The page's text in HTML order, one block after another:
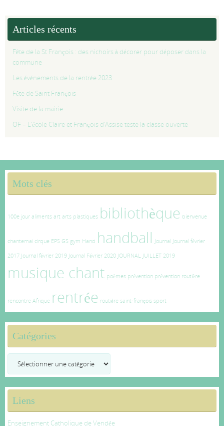
Articles récents
Fête de la St François : des nichoirs à décorer pour déposer dans la
commune
Les événements de la rentrée 2023
Fête de Saint François
Visite de la mairie
OF – L’école Claire et François d’Assise teste la classe ouverte
Mots clés
100e jour aliments art arts plastiques bibliothèque bienvenue
chantemai cirque EPS GS gym Hand handball Journal Journal février
2017 Journal février 2019 Journal Février 2020 JOURNAL JUILLET 2019
musique chant poèmes prévention prévention routière
rencontre Afrique rentrée routière saint-françois sport
Catégories
Liens
Enseignement Catholique de Vendée